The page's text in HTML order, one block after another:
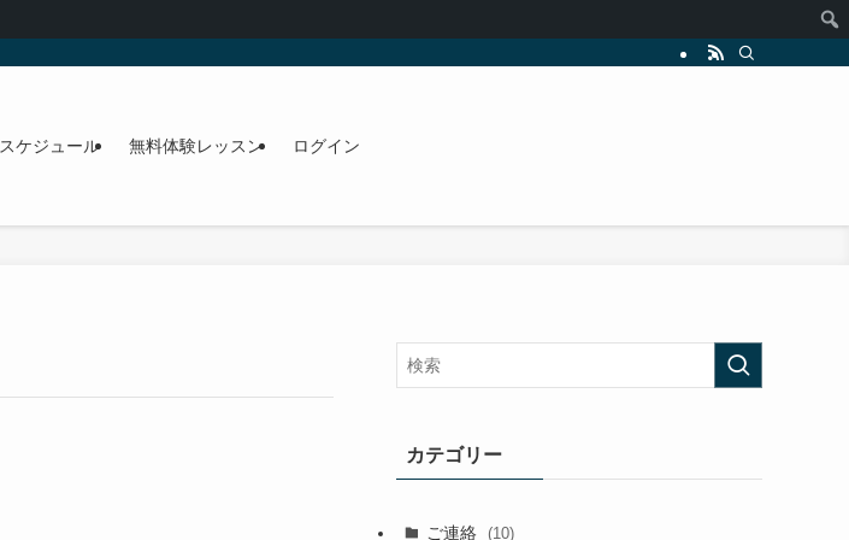
スケジュール 無料体験レッスン ログイン
カテゴリー
ご連絡 (10)